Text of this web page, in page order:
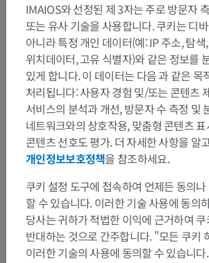
해부학적 계층
인체 해부학 2
인체> 통합계통> 신경계통> 중추신경
뇌척수막> 연질뇌척수막> 거미막>
하위 구조:이 부위는 하위 해부 구조가 없
인체 해부학 1
인체 신경 해부학
IMAIOS와 선정된 제 3자는 주로 방문자
또는 유사 기술을 사용합니다. 쿠키는 디
아니라 특정 개인 데이터(예: IP 주소, 탐
위치데이터, 고유 식별자)와 같은 정보를
있게 합니다. 이 데이터는 다음 과 같은 목
처리됩니다: 사용자 경험 및/또는 콘텐츠
서비스의 분석과 개선, 방문자 수 측정 및
네트워크와의 상호작용, 맞춤형 콘텐츠
콘텐츠 선호도 평가. 더 자세한 사항을 알
개인정보보호정책을 참조하세요.
쿠키 설정 도구에 접속하여 언제든 동의
할 수 있습니다. 이러한 기술 사용에 동의
당사는 귀하가 적법한 이익에 근거하여
반대하는 것으로 간주합니다. "모든 쿠키
이러한 기술의 사용에 동의할 수 있습니다.